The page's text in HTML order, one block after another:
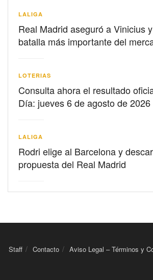
LALIGA
Real Madrid aseguró a Vinicius
batalla más importante del
LOTERIAS
Consulta ahora el resultado
Día: jueves 6 de agosto de 2026
LALIGA
Rodri elige al Barcelona y
propuesta del Real Madrid
Staff Contacto Aviso Legal – Términos y